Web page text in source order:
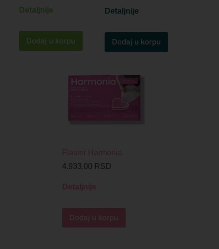
Detaljnije
Dodaj u korpu
Detaljnije
Dodaj u korpu
Flaster Harmonia
4.933,00 RSD
Detaljnije
Dodaj u korpu